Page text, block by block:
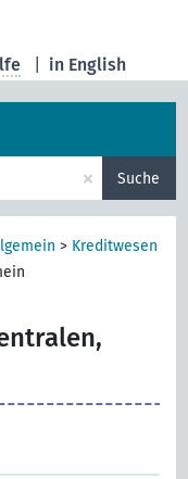
in English
× Suche
> Kreditwesen